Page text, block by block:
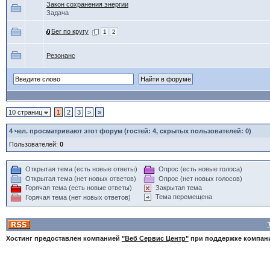
Закон сохранения энергии
Задача
Бег по кругу 1 2
Резонанс
10 страниц 1 2 3 > »
4чел. просматривают этот форум (гостей: 4, скрытых пользователей: 0)
Пользователей: 0
Открытая тема (есть новые ответы)
Открытая тема (нет новых ответов)
Горячая тема (есть новые ответы)
Горячая тема (нет новых ответов)
Опрос (есть новые голоса)
Опрос (нет новых голосов)
Закрытая тема
Тема перемещена
Хостинг предоставлен компанией "Веб Сервис Центр"при поддержке